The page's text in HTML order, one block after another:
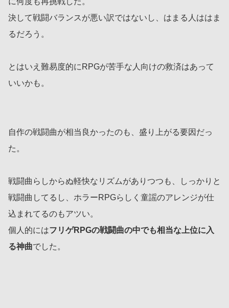
決して戦闘バランスが悪い訳ではないし、はまる人ははま
るだろう。
とはいえ難易度的にRPGが苦手な人向けの救済はあって
いいかも。
自作の戦闘曲が相当良かったのも、盛り上がる要因だっ
た。
戦闘曲らしからぬ軽快なリズムがありつつも、しっかりと
戦闘曲してるし、ホラーRPGらしく童謡のアレンジが仕
込まれてるのもアツい。
個人的にはフリゲRPGの戦闘曲の中でも相当な上位に入
る神曲でした。